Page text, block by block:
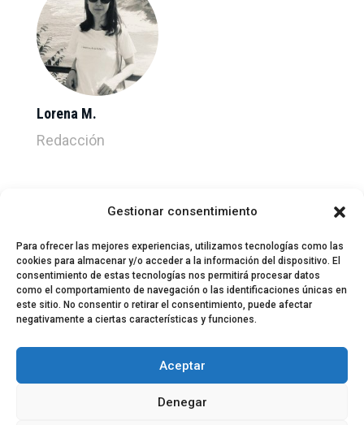
Gestionar consentimiento
Para ofrecer las mejores experiencias, utilizamos tecnologías como las
cookies para almacenar y/o acceder a la información del dispositivo. El
consentimiento de estas tecnologías nos permitirá procesar datos
como el comportamiento de navegación o las identificaciones únicas en
este sitio. No consentir o retirar el consentimiento, puede afectar
negativamente a ciertas características y funciones.
Aceptar
Denegar
Lorena M.
Redacción
Equipo EPDLT Contacto